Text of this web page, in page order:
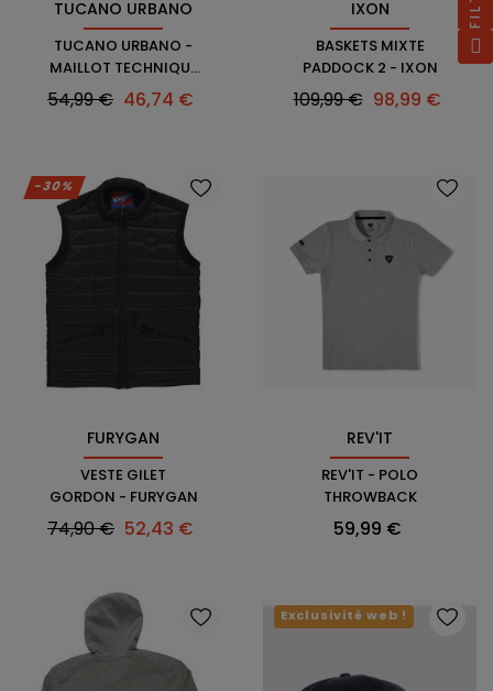
TUCANO URBANO
TUCANO URBANO -
MAILLOT TECHNIQUE
UPSPEED LADY
Prix
54,99 € Prix
46,74 €
IXON
BASKETS MIXTE
PADDOCK 2 - IXON
Prix
109,99 € Prix
98,99 €
-30%
FURYGAN
VESTE GILET
GORDON - FURYGAN
Prix
74,90 € Prix
52,43 €
REV'IT
REV'IT - POLO
THROWBACK
Prix
59,99 €
Exclusivité web !